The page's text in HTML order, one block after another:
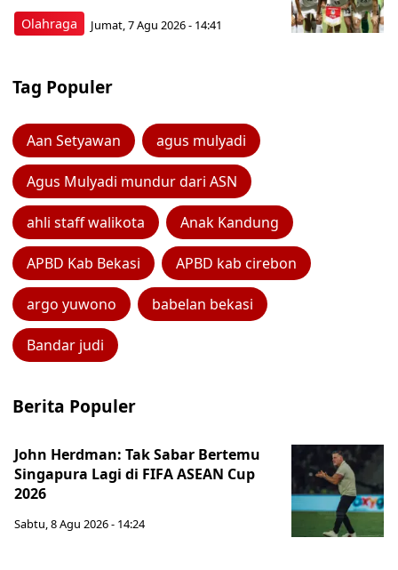
Olahraga Jumat, 7 Agu 2026 - 14:41
Tag Populer
Aan Setyawan agus mulyadi
Agus Mulyadi mundur dari ASN
ahli staff walikota Anak Kandung
APBD Kab Bekasi APBD kab cirebon
argo yuwono babelan bekasi
Bandar judi
Berita Populer
John Herdman: Tak Sabar Bertemu
Singapura Lagi di FIFA ASEAN Cup
2026
Sabtu, 8 Agu 2026 - 14:24